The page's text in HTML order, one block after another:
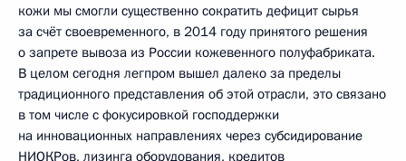
кожи мы смогли существенно сократить дефицит сырья
за счёт своевременного, в 2014 году принятого решения
о запрете вывоза из России кожевенного полуфабриката.
В целом сегодня легпром вышел далеко за пределы
традиционного представления об этой отрасли, это связано
в том числе с фокусировкой господдержки
на инновационных направлениях через субсидирование
НИОКРов, лизинга оборудования, кредитов